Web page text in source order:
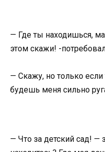
— Где ты находишься,
этом скажи! -
— Скажу, но только
будешь меня сильно
— Что за детский сад! —